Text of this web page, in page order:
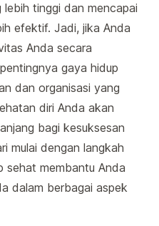
tinggi dan mencapai
efektif. Jadi, jika Anda
Anda secara
gaya hidup
dan organisasi yang
diri Anda akan
bagi kesuksesan
mulai dengan langkah
sehat membantu Anda
dalam berbagai aspek